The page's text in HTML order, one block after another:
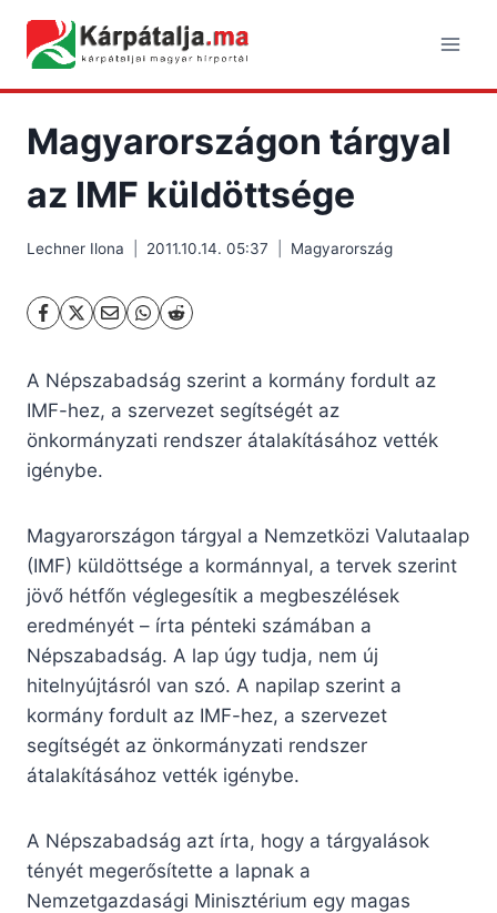
content
Magyarországon tárgyal
az IMF küldöttsége
Lechner Ilona 2011.10.14. 05:37 Magyarország
A Népszabadság szerint a kormány fordult az
IMF-hez, a szervezet segítségét az
önkormányzati rendszer átalakításához vették
igénybe.
Magyarországon tárgyal a Nemzetközi Valutaalap
(IMF) küldöttsége a kormánnyal, a tervek szerint
jövő hétfőn véglegesítik a megbeszélések
eredményét – írta pénteki számában a
Népszabadság. A lap úgy tudja, nem új
hitelnyújtásról van szó. A napilap szerint a
kormány fordult az IMF-hez, a szervezet
segítségét az önkormányzati rendszer
átalakításához vették igénybe.
A Népszabadság azt írta, hogy a tárgyalások
tényét megerősítette a lapnak a
Nemzetgazdasági Minisztérium egy magas